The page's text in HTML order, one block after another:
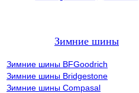
Зимние шины
Зимние шины BFGoodrich
Зимние шины Bridgestone
Зимние шины Compasal